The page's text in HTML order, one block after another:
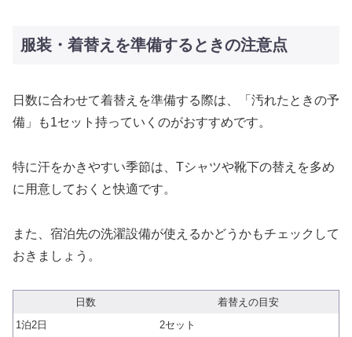
服装・着替えを準備するときの注意点
日数に合わせて着替えを準備する際は、「汚れたときの予
備」も1セット持っていくのがおすすめです。
特に汗をかきやすい季節は、Tシャツや靴下の替えを多め
に用意しておくと快適です。
また、宿泊先の洗濯設備が使えるかどうかもチェックして
おきましょう。
日数
着替えの目安
1泊2日
2セット